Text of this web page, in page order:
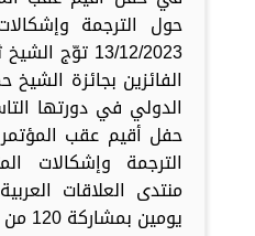
حول الترجمة
13/12/2023
الفائزين بجائزة
حفل أقيم عقب
الترجمة وإشكالات
منتدى العلاقات
يومين بمشاركة 120 من الباحثين...